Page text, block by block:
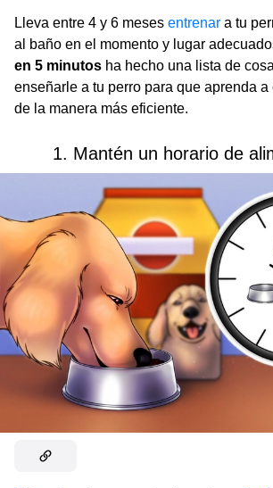
Lleva entre 4 y 6 meses entrenar a tu
al baño en el momento y lugar
en 5 minutos ha hecho una lista de
enseñarle a tu perro para que aprenda a
de la manera más eficiente.
1. Mantén un horario de